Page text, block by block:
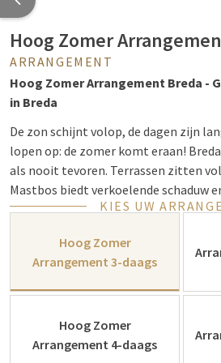
Hoog Zomer
ARRANGEMENT
Hoog Zomer Arrangement Breda -
in Breda
De zon schijnt volop, de dagen zijn
lopen op: de zomer komt eraan!
als nooit tevoren. Terrassen zitten
Mastbos biedt verkoelende schaduw
lekker buiten te leven. Dit is het
even tussenuit te gaan, of u nu kiest
vakantie of een romantisch verblijf
Speciaal om de zomer te vieren, biedt
Hoog Zomer Arrangement aan. Met
van een comfortabel verblijf
uitgebreid ontbijt en een heerlijk
KIES UW
Hoog Zomer
Arrangement 3-daags
Hoog Zomer
Arrangement 4-daags